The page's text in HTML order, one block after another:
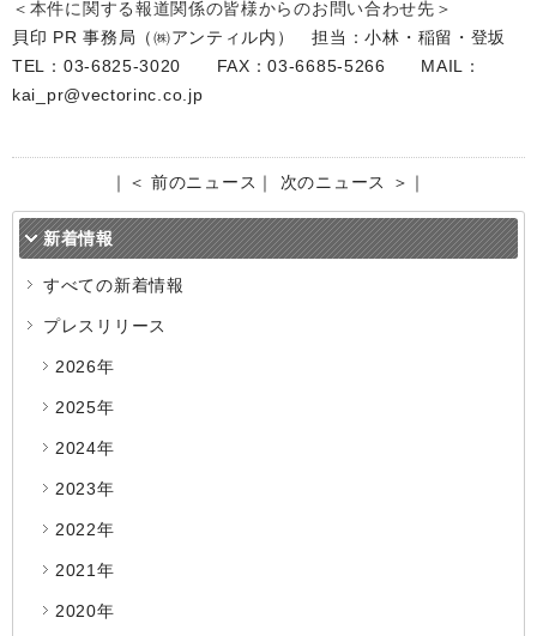
＜本件に関する報道関係の皆様からのお問い合わせ先＞
貝印 PR 事務局（㈱アンティル内） 担当：小林・稲留・登坂
TEL：03-6825-3020 FAX：03-6685-5266 MAIL：
kai_pr@vectorinc.co.jp
｜ ＜ 前のニュース ｜ 次のニュース ＞ ｜
新着情報
すべての新着情報
プレスリリース
2026年
2025年
2024年
2023年
2022年
2021年
2020年